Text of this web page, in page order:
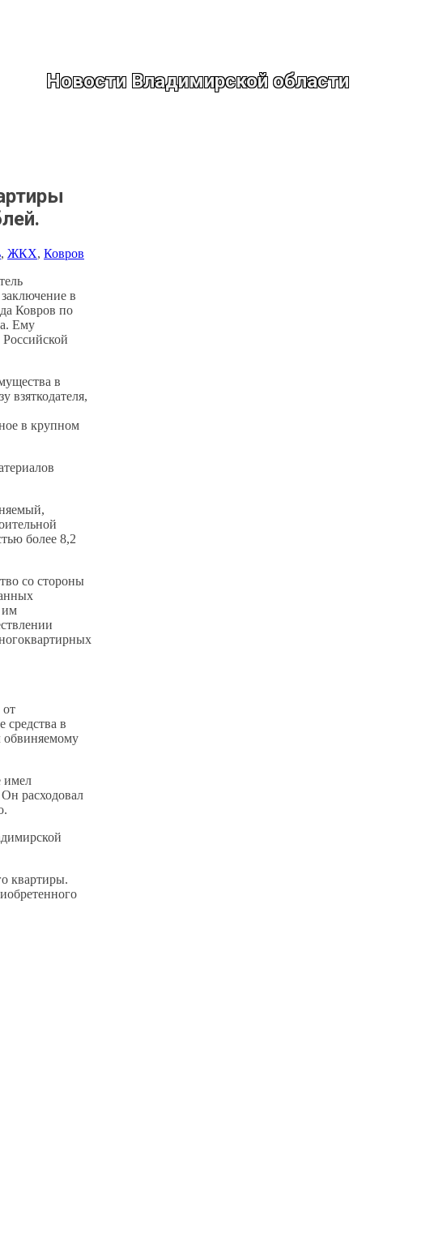
Новости Владимирской области
, ЖКХ, Ковров
в
Ковров по
Ему
в
взяткодателя,
в крупном
более 8,2
со стороны
им
средства в
обвиняемому
имел
расходовал
квартиры.